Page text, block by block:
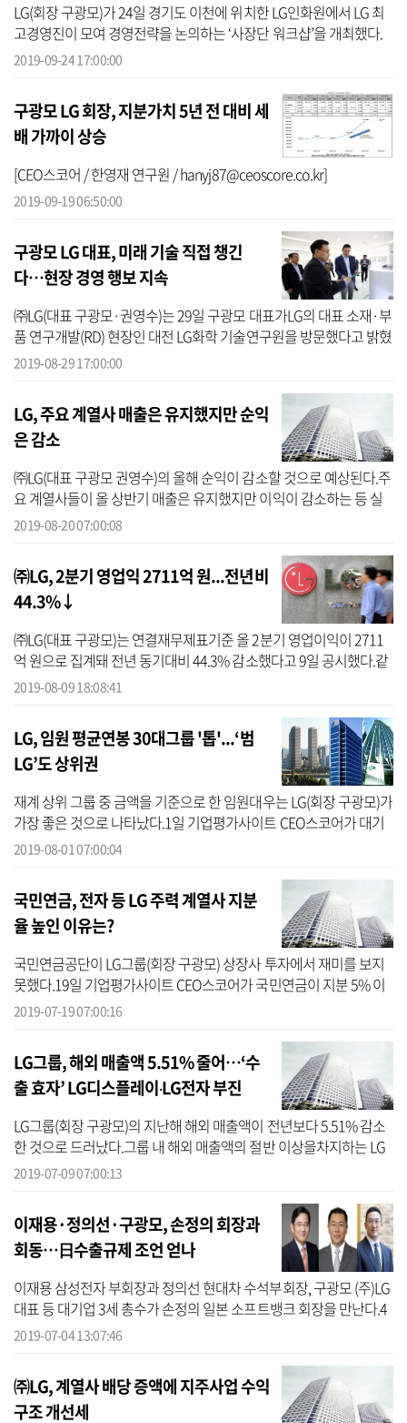
LG(회장 구광모)가 24일 경기도 이천에 위치한 LG인화원에서 LG 최
고경영진이 모여 경영전략을 논의하는 ‘사장단 워크샵’을 개최했다.
이날 워크샵에는 구 대표를 비롯해 권영수 ㈜LG 부회장, 조성진 LG전
2019-09-24 17:00:00
구광모 LG 회장, 지분가치 5년 전 대비 세
배 가까이 상승
[CEO스코어 / 한영재 연구원 / hanyj87@ceoscore.co.kr]
2019-09-19 06:50:00
구광모 LG 대표, 미래 기술 직접 챙긴
다…현장 경영 행보 지속
㈜LG(대표 구광모·권영수)는 29일 구광모 대표가LG의 대표 소재·부
품 연구개발(RD) 현장인 대전 LG화학 기술연구원을 방문했다고 밝혔
다.구광모 대표는 지난달 LG전자 소재·생산기술원을 방문해 제조와
2019-08-29 17:00:00
LG, 주요 계열사 매출은 유지했지만 순익
은 감소
㈜LG(대표 구광모 권영수)의 올해 순익이 감소할 것으로 예상된다.주
요 계열사들이 올 상반기 매출은 유지했지만 이익이 감소하는 등 실
적부진의 모습을 보였기 때문이다.20일 ㈜LG가 지분을 보유한 주요
2019-08-20 07:00:08
㈜LG, 2분기 영업익 2711억 원...전년비
44.3%↓
㈜LG(대표 구광모)는 연결재무제표기준 올 2분기 영업이익이 2711
억 원으로 집계돼 전년 동기대비 44.3% 감소했다고 9일 공시했다.같
은 기간 매출도 1조6196억 원을 기록, 작년 2분기보다 15.2% 줄었다.
2019-08-09 18:08:41
LG, 임원 평균연봉 30대그룹 '톱'...‘범
LG’도 상위권
재계 상위 그룹 중 금액을 기준으로 한 임원대우는 LG(회장 구광모)가
가장 좋은 것으로 나타났다.1일 기업평가사이트 CEO스코어가 대기
업집단 중 사업보고서를 제출한 계열사의 미등기임원 평균 급여액을
2019-08-01 07:00:04
국민연금, 전자 등 LG 주력 계열사 지분
율 높인 이유는?
국민연금공단이 LG그룹(회장 구광모) 상장사 투자에서 재미를 보지
못했다.19일 기업평가사이트 CEO스코어가 국민연금이 지분 5% 이
상을 보유 중인 상장사를 전수 조사한 결과, 국민연금이 지난 11일 기
2019-07-19 07:00:16
LG그룹, 해외 매출액 5.51% 줄어…‘수
출 효자’ LG디스플레이‧LG전자 부진
LG그룹(회장 구광모)의 지난해 해외 매출액이 전년보다 5.51% 감소
한 것으로 드러났다.그룹 내 해외 매출액의 절반 이상을차지하는 LG
디스플레이(부회장 한상범)와 LG전자(대표 조성진, 정도현)가 부진한
2019-07-09 07:00:13
이재용·정의선·구광모, 손정의 회장과
회동…日수출규제 조언 얻나
이재용 삼성전자 부회장과 정의선 현대차 수석부회장, 구광모 (주)LG
대표 등 대기업 3세 총수가 손정의 일본 소프트뱅크 회장을 만난다.4
일 업계에 따르면 이들은 이날 방한하는 손정의 회장의 청와대 방문
2019-07-04 13:07:46
㈜LG, 계열사 배당 증액에 지주사업 수익
구조 개선세